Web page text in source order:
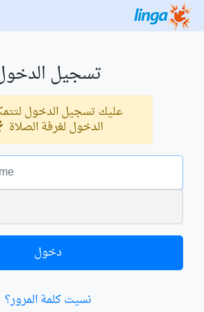
تسجيل
عليك تسجيل الدخول
الدخول لغرفة الصلاة
البريد الالكتروني
الكلمة السرية
دخول
نسيت كلمة المرور؟